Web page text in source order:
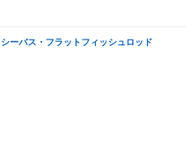
シーバス・フラットフィッシュロッド